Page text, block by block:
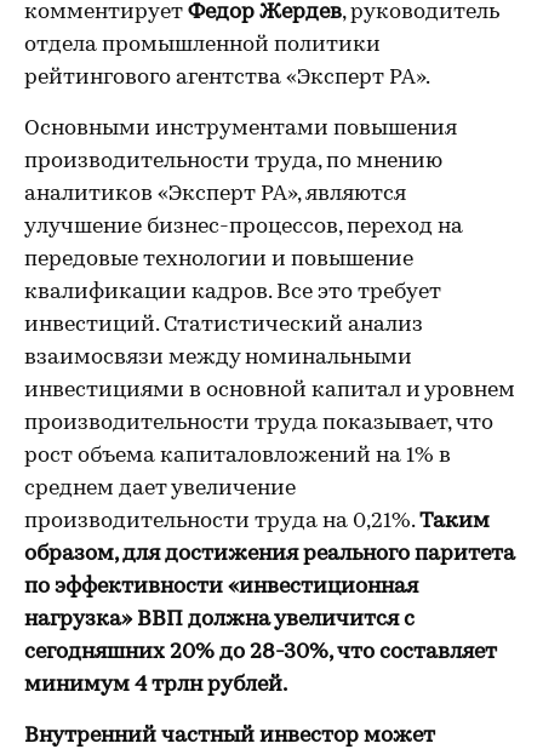
комментирует Федор Жердев, руководитель
отдела промышленной политики
рейтингового агентства «Эксперт РА».
Основными инструментами повышения
производительности труда, по мнению
аналитиков «Эксперт РА», являются
улучшение бизнес-процессов, переход на
передовые технологии и повышение
квалификации кадров. Все это требует
инвестиций. Статистический анализ
взаимосвязи между номинальными
инвестициями в основной капитал и уровнем
производительности труда показывает, что
рост объема капиталовложений на 1% в
среднем дает увеличение
производительности труда на 0,21%.Таким
образом, для достижения реального паритета
по эффективности «инвестиционная
нагрузка» ВВП должна увеличится с
сегодняшних 20% до 28-30%, что составляет
минимум 4 трлн рублей.
Внутренний частный инвестор может